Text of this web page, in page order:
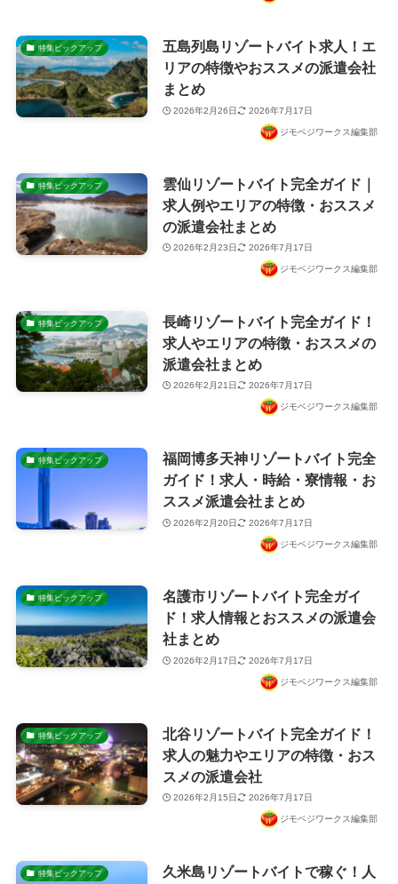
特集ピックアップ
五島列島リゾートバイト求人！エ
リアの特徴やおススメの派遣会社
まとめ
2026年2月26日 2026年7月17日
ジモベジワークス編集部
特集ピックアップ
雲仙リゾートバイト完全ガイド｜
求人例やエリアの特徴・おススメ
の派遣会社まとめ
2026年2月23日 2026年7月17日
ジモベジワークス編集部
特集ピックアップ
長崎リゾートバイト完全ガイド！
求人やエリアの特徴・おススメの
派遣会社まとめ
2026年2月21日 2026年7月17日
ジモベジワークス編集部
特集ピックアップ
福岡博多天神リゾートバイト完全
ガイド！求人・時給・寮情報・お
ススメ派遣会社まとめ
2026年2月20日 2026年7月17日
ジモベジワークス編集部
特集ピックアップ
名護市リゾートバイト完全ガイ
ド！求人情報とおススメの派遣会
社まとめ
2026年2月17日 2026年7月17日
ジモベジワークス編集部
特集ピックアップ
北谷リゾートバイト完全ガイド！
求人の魅力やエリアの特徴・おス
スメの派遣会社
2026年2月15日 2026年7月17日
ジモベジワークス編集部
特集ピックアップ 久米島リゾートバイトで稼ぐ！人